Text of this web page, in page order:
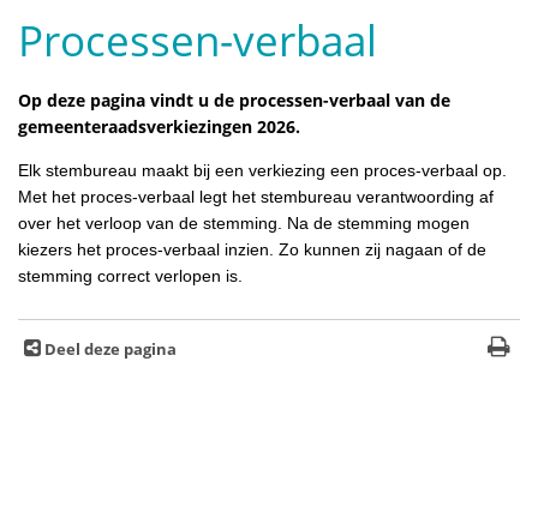
Processen-verbaal
Op deze pagina vindt u de processen-verbaal van de
gemeenteraadsverkiezingen 2026.
Elk stembureau maakt bij een verkiezing een proces-verbaal op.
Met het proces-verbaal legt het stembureau verantwoording af
over het verloop van de stemming. Na de stemming mogen
kiezers het proces-verbaal inzien. Zo kunnen zij nagaan of de
stemming correct verlopen is.
Deel deze pagina